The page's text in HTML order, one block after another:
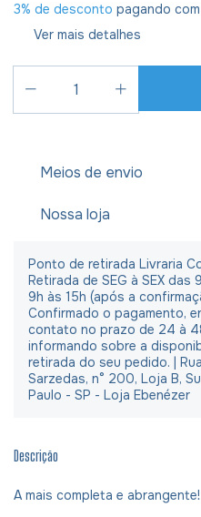
3% de desconto pagando
Ver mais detalhes
Meios de envio
Nossa loja
Ponto de retirada Livraria
Retirada de SEG à SEX das
9h às 15h (após a
Confirmado o pagamento,
contato no prazo de 24 à
informando sobre a
retirada do seu pedido. |
Sarzedas, n° 200, Loja B,
Paulo - SP - Loja Ebenézer
Descrição
A mais completa e abrangente!